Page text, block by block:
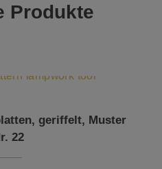
Produkte
geriffelt, Muster
22